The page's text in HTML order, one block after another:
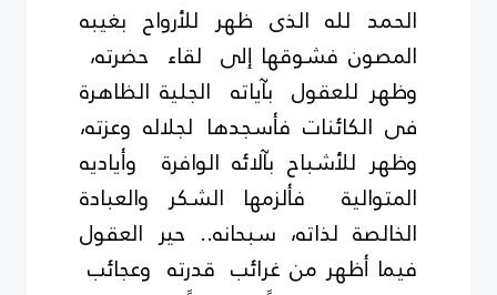
الحمد لله الذى ظهر للأرواح بغيبه
المصون فشوقها إلى لقاء حضرته،
وظهر للعقول بآياته الجلية الظاهرة
فى الكائنات فأسجدها لجلاله وعزته،
وظهر للأشباح بآلائه الوافرة وأياديه
المتوالية فألزمها الشكر والعبادة
الخالصة لذاته، سبحانه.. حير العقول
فيما أظهر من غرائب قدرته وعجائب